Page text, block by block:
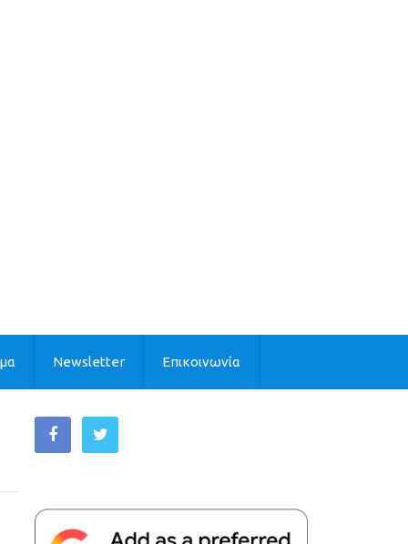
Newsletter Επικοινωνία